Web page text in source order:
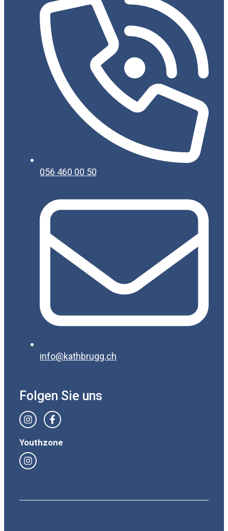
056 460 00 50
info@kathbrugg.ch
Folgen Sie uns
Youthzone